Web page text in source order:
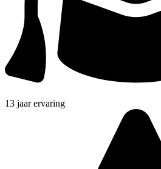
13 jaar ervaring